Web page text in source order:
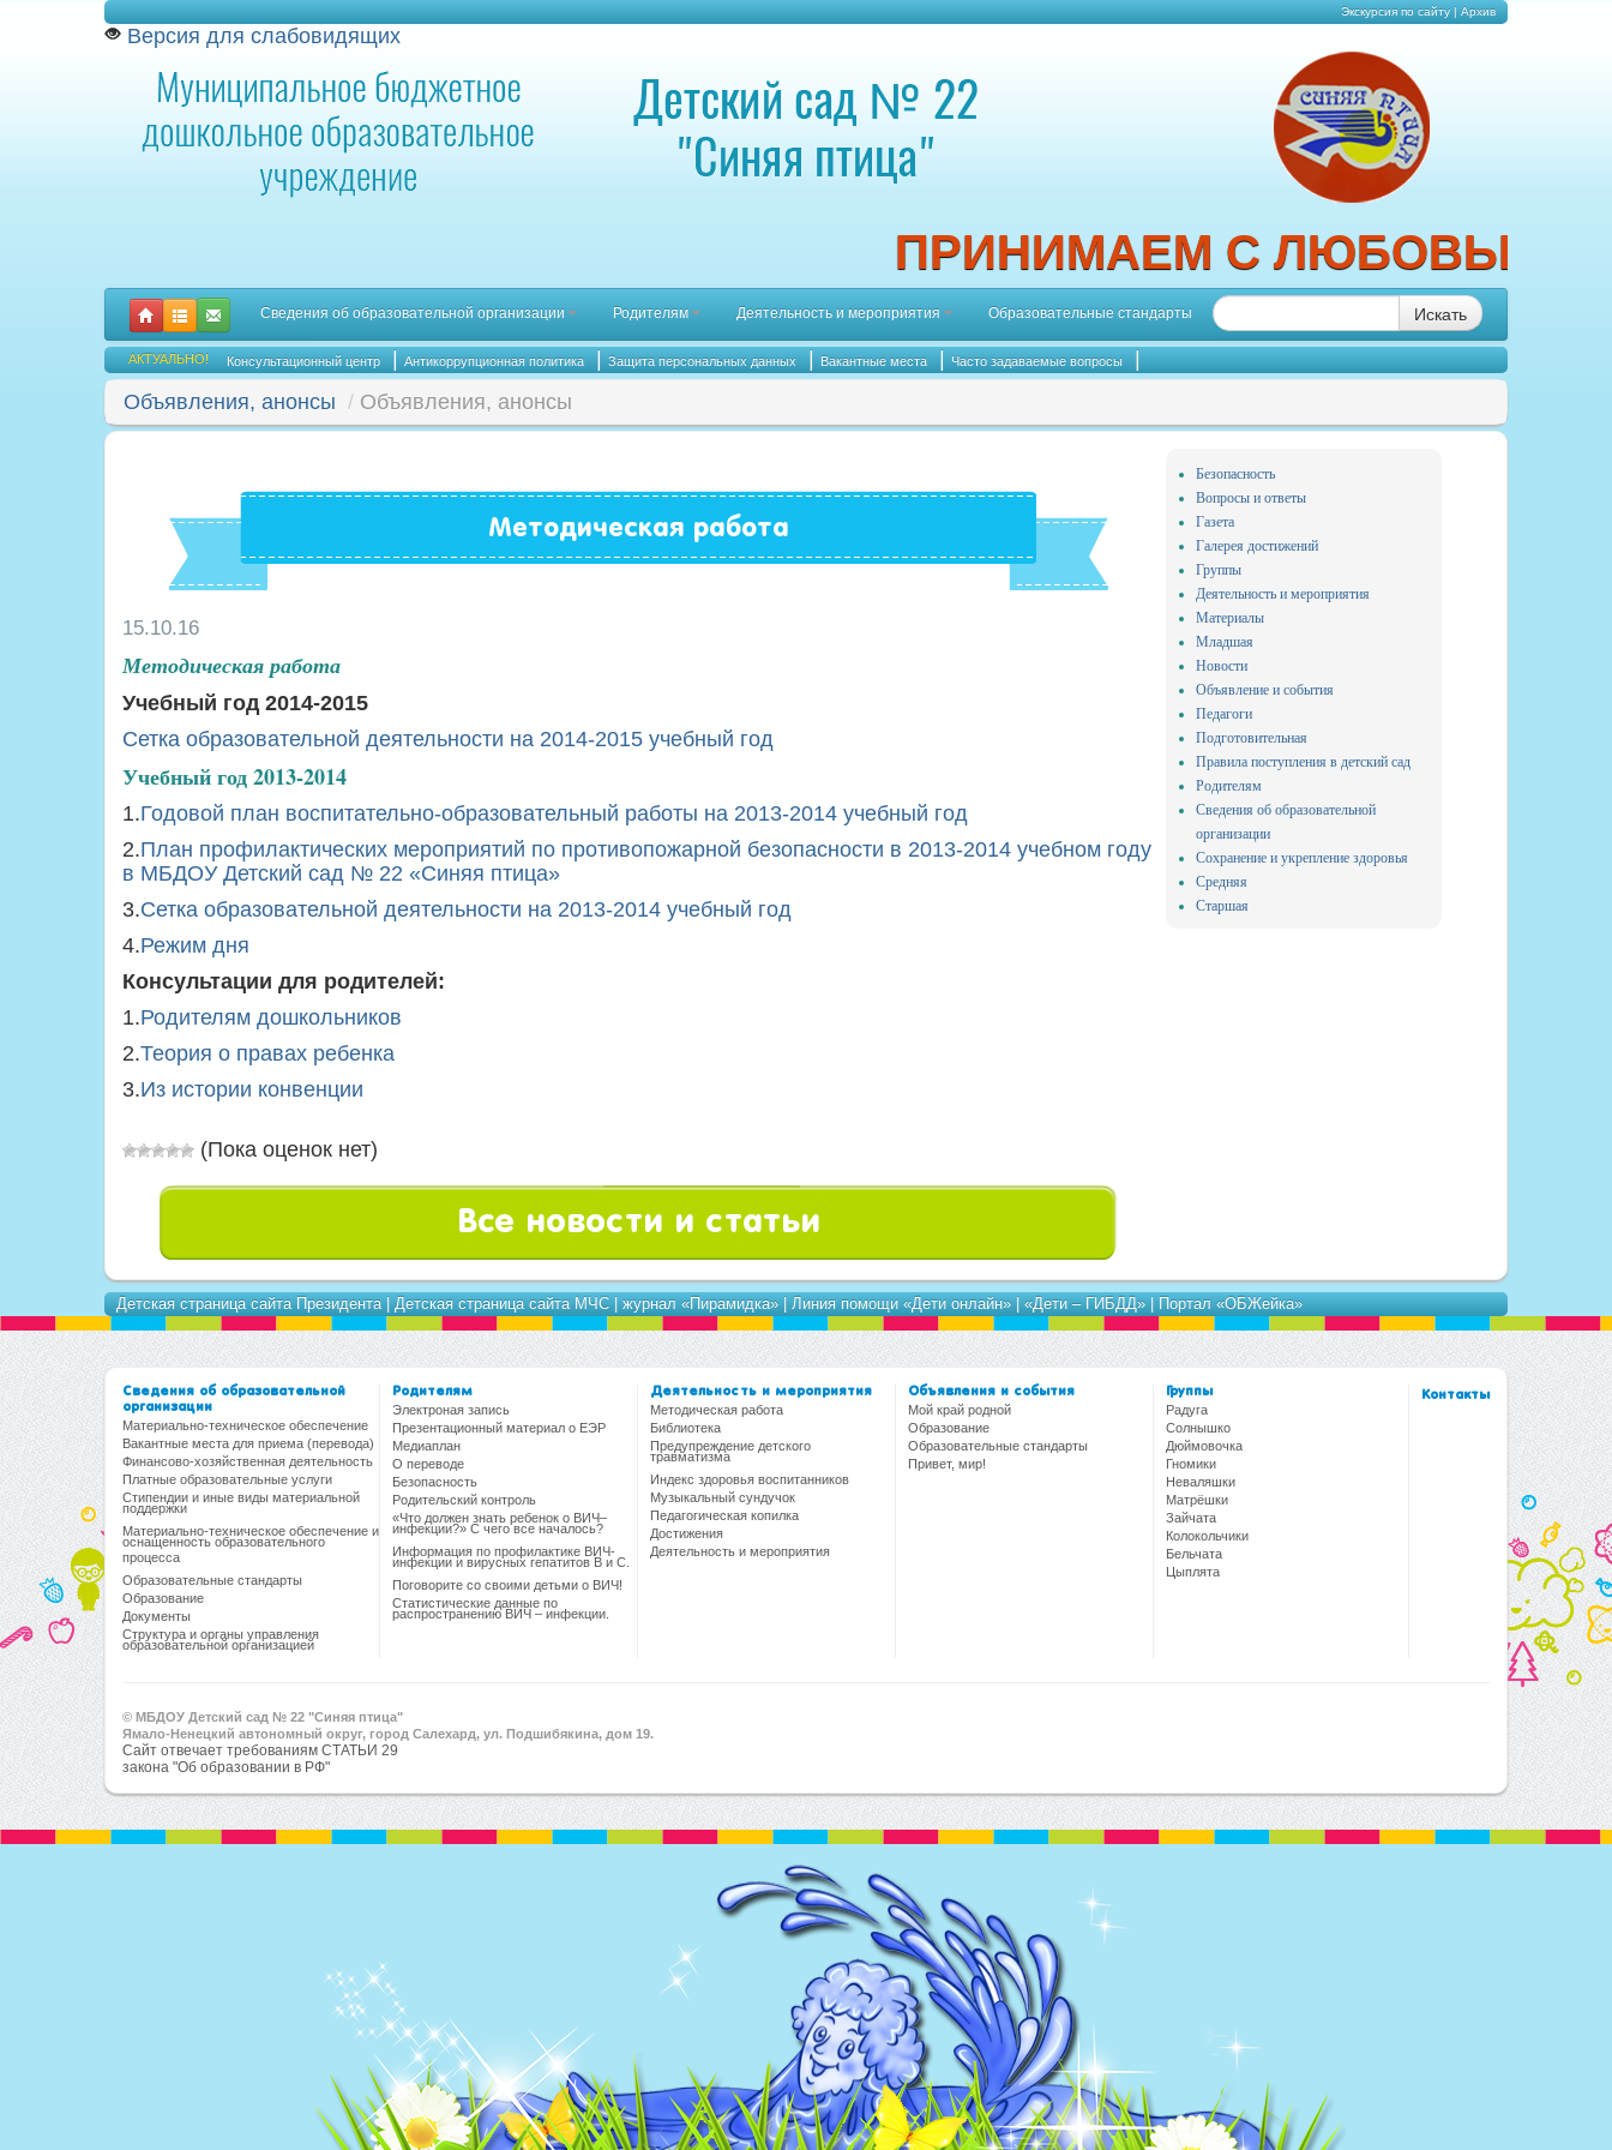
Экскурсия по сайту | Архив
Версия для слабовидящих
ПРИНИМАЕМ С ЛЮБОВЬЮ,
Сведения об образовательной организации Родителям Деятельность и мероприятия Образовательные стандарты Искать
АКТУАЛЬНО! Консультационный центр | Антикоррупционная политика | Защита персональных данных | Вакантные места | Часто задаваемые вопросы |
Объявления, анонсы / Объявления, анонсы
Методическая работа
15.10.16
Методическая работа
Учебный год 2014-2015
Сетка образовательной деятельности на 2014-2015 учебный год
Учебный год 2013-2014
1.Годовой план воспитательно-образовательный работы на 2013-2014 учебный год
2.План профилактических мероприятий по противопожарной безопасности в 2013-2014 учебном году
в МБДОУ Детский сад № 22 «Синяя птица»
3.Сетка образовательной деятельности на 2013-2014 учебный год
4.Режим дня
Консультации для родителей:
1.Родителям дошкольников
2.Теория о правах ребенка
3.Из истории конвенции
(Пока оценок нет)
Все новости и статьи
Безопасность
Вопросы и ответы
Газета
Галерея достижений
Группы
Деятельность и мероприятия
Материалы
Младшая
Новости
Объявление и события
Педагоги
Подготовительная
Правила поступления в детский сад
Родителям
Сведения об образовательной
организации
Сохранение и укрепление здоровья
Средняя
Старшая
Детская страница сайта Президента| Детская страница сайта МЧС журнал «Пирамидка» Линия помощи «Дети онлайн» «Дети – ГИБДД» Портал «ОБЖейка»
Сведения об образовательной
организации
Материально-техническое обеспечение
Вакантные места для приема (перевода)
Финансово-хозяйственная деятельность
Платные образовательные услуги
Стипендии и иные виды материальной
поддержки
Материально-техническое обеспечение и
оснащенность образовательного
процесса
Образовательные стандарты
Образование
Документы
Структура и органы управления
образовательной организацией
Родителям
Электроная запись
Презентационный материал о ЕЭР
Медиаплан
О переводе
Безопасность
Родительский контроль
«Что должен знать ребенок о ВИЧ–
инфекции?» С чего все началось?
Информация по профилактике ВИЧ-
инфекции и вирусных гепатитов В и С.
Поговорите со своими детьми о ВИЧ!
Статистические данные по
распространению ВИЧ – инфекции.
Деятельность и мероприятия
Методическая работа
Библиотека
Предупреждение детского
травматизма
Индекс здоровья воспитанников
Музыкальный сундучок
Педагогическая копилка
Достижения
Деятельность и мероприятия
Объявления и события
Мой край родной
Образование
Образовательные стандарты
Привет, мир!
Группы
Радуга
Солнышко
Дюймовочка
Гномики
Неваляшки
Матрёшки
Зайчата
Колокольчики
Бельчата
Цыплята
Контакты
© МБДОУ Детский сад № 22 "Синяя птица"
Ямало-Ненецкий автономный округ, город Салехард, ул. Подшибякина, дом 19.
Сайт отвечает требованиям СТАТЬИ 29
закона "Об образовании в РФ"